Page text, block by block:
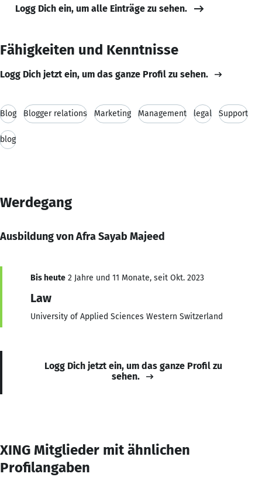
Logg Dich ein, um alle Einträge zu sehen.
Fähigkeiten und Kenntnisse
Logg Dich jetzt ein, um das ganze Profil zu sehen.
Blog Blogger relations Marketing Management legal Support
blog
Werdegang
Ausbildung von Afra Sayab Majeed
Bis heute 2 Jahre und 11 Monate, seit Okt. 2023
Law
University of Applied Sciences Western Switzerland
Logg Dich jetzt ein, um das ganze Profil zu
sehen.
XING Mitglieder mit ähnlichen
Profilangaben